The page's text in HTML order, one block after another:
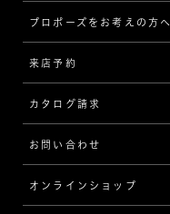
ソリテール
ワンサイドメレ
ダブルサイドメレ
ラインメレ
人気の婚約指輪
インタビュー
指輪
ダイヤモンド
プロポーズ
結婚式
プロポーズをお考えの方へ
来店予約
カタログ請求
お問い合わせ
オンラインショップ